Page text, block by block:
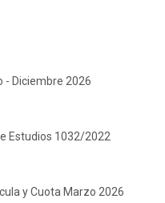
- Diciembre 2026
Estudios 1032/2022
y Cuota Marzo 2026